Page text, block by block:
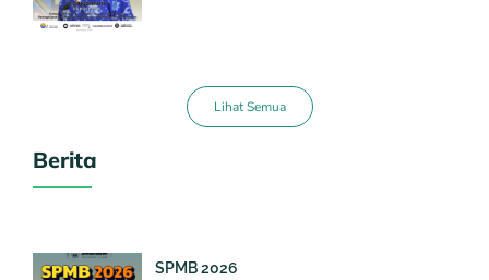
Lihat Semua
Berita
SPMB 2026